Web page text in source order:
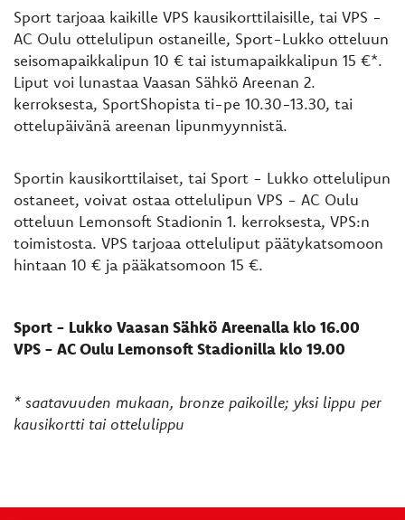
Sport tarjoaa kaikille VPS kausikorttilaisille, tai VPS -
AC Oulu ottelulipun ostaneille, Sport-Lukko otteluun
seisomapaikkalipun 10 € tai istumapaikkalipun 15 €*.
Liput voi lunastaa Vaasan Sähkö Areenan 2.
kerroksesta, SportShopista ti-pe 10.30-13.30, tai
ottelupäivänä areenan lipunmyynnistä.
Sportin kausikorttilaiset, tai Sport - Lukko ottelulipun
ostaneet, voivat ostaa ottelulipun VPS - AC Oulu
otteluun Lemonsoft Stadionin 1. kerroksesta, VPS:n
toimistosta. VPS tarjoaa otteluliput päätykatsomoon
hintaan 10 € ja pääkatsomoon 15 €.
Sport - Lukko Vaasan Sähkö Areenalla klo 16.00
VPS - AC Oulu Lemonsoft Stadionilla klo 19.00
* saatavuuden mukaan, bronze paikoille; yksi lippu per
kausikortti tai ottelulippu